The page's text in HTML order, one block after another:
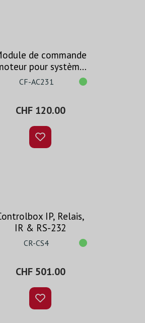
de commande
pour système
de contrôle
CF-AC231
CHF 120.00
IP, Relais,
IR & RS-232
CR-CS4
CHF 501.00